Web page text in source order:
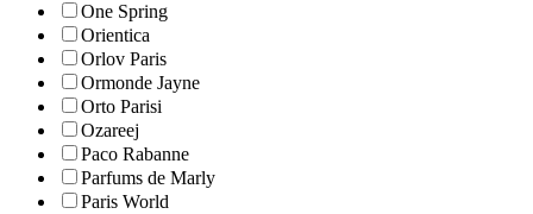
One Spring
Orientica
Orlov Paris
Ormonde Jayne
Orto Parisi
Ozareej
Paco Rabanne
Parfums de Marly
Paris World